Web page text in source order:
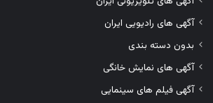
آگهی های رادیویی ایران
بدون دسته بندی
آگهی های نمایش خانگی
آگهی فیلم های سینمایی